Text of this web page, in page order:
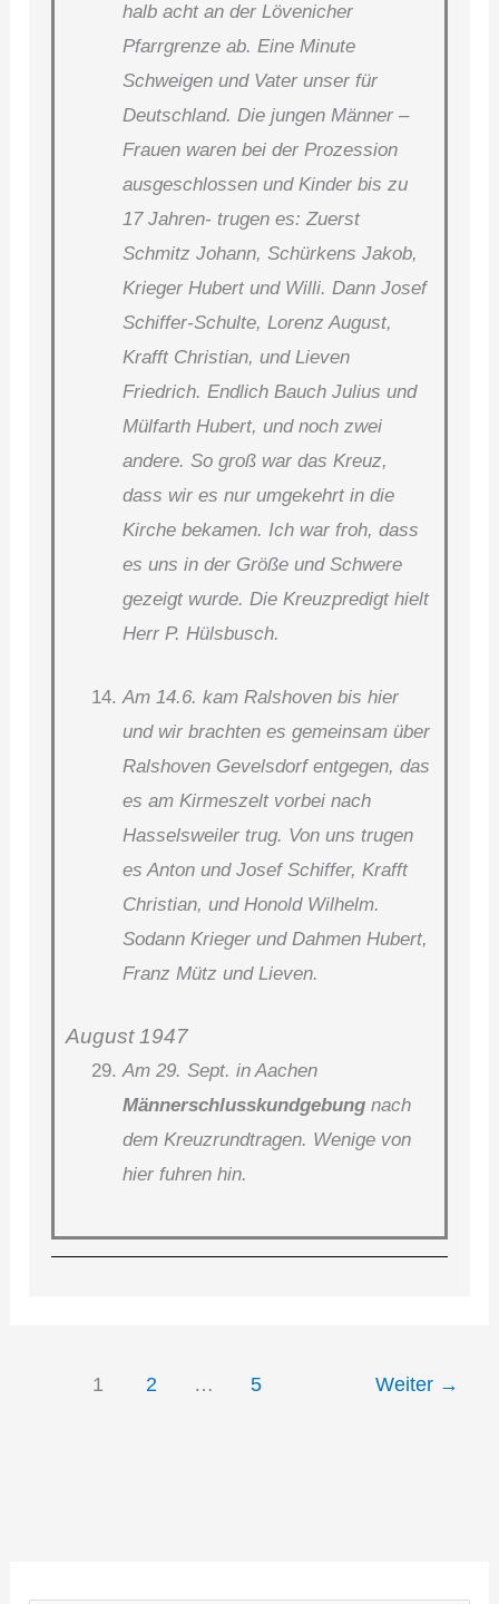
halb acht an der Lövenicher
Pfarrgrenze ab. Eine Minute
Schweigen und Vater unser für
Deutschland. Die jungen Männer –
Frauen waren bei der Prozession
ausgeschlossen und Kinder bis zu
17 Jahren- trugen es: Zuerst
Schmitz Johann, Schürkens Jakob,
Krieger Hubert und Willi. Dann Josef
Schiffer-Schulte, Lorenz August,
Krafft Christian, und Lieven
Friedrich. Endlich Bauch Julius und
Mülfarth Hubert, und noch zwei
andere. So groß war das Kreuz,
dass wir es nur umgekehrt in die
Kirche bekamen. Ich war froh, dass
es uns in der Größe und Schwere
gezeigt wurde. Die Kreuzpredigt hielt
Herr P. Hülsbusch.
Am 14.6. kam Ralshoven bis hier
und wir brachten es gemeinsam über
Ralshoven Gevelsdorf entgegen, das
es am Kirmeszelt vorbei nach
Hasselsweiler trug. Von uns trugen
es Anton und Josef Schiffer, Krafft
Christian, und Honold Wilhelm.
Sodann Krieger und Dahmen Hubert,
Franz Mütz und Lieven.
August 1947
Am 29. Sept. in Aachen
Männerschlusskundgebung nach
dem Kreuzrundtragen. Wenige von
hier fuhren hin.
1 2 … 5 Weiter →